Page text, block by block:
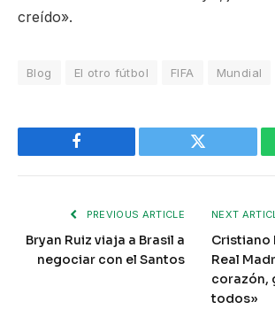
creído».
Blog El otro fútbol FIFA Mundial
Facebook Twitter
PREVIOUS ARTICLE
Bryan Ruiz viaja a Brasil a
negociar con el Santos
NEXT
Cristiano
Real
corazón,
todos»